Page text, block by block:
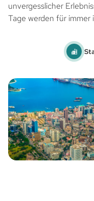
unvergesslicher
Tage werden für